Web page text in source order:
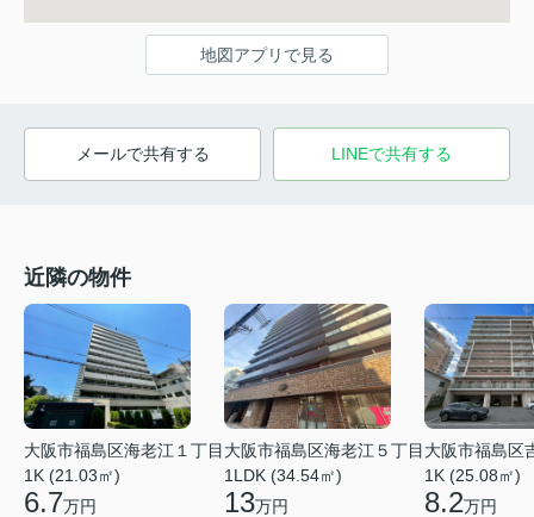
地図アプリで見る
メールで共有する LINEで共有する
近隣の物件
大阪市福島区海老江１丁目
1K (21.03㎡)
6.7万円
大阪市福島区海老江５丁目
1LDK (34.54㎡)
13万円
大阪市福島区
1K (25.08㎡)
8.2万円